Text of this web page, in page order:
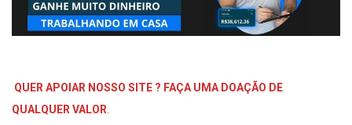
QUER APOIAR NOSSO SITE ? FAÇA UMA DOAÇÃO DE
QUALQUER VALOR